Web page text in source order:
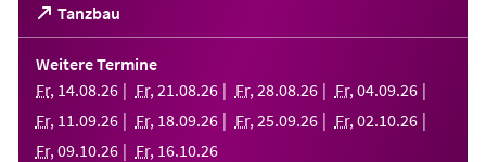
Tanzbau
(Öffnet
in
einem
neuen
Tab)
Weitere Termine
Fr, 14.08.26 Fr, 21 .08.26 Fr, 28.08.26 Fr, 04.09.26
Fr, 11 .09.26 Fr, 18.09.26 Fr, 25.09.26 Fr, 02.10.26
Fr, 09.10.26 Fr, 16.10.26